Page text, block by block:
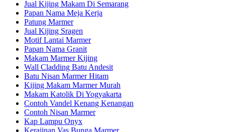
Jual Kijing Makam Di Semarang
Papan Nama Meja Kerja
Patung Marmer
Jual Kijing Sragen
Motif Lantai Marmer
Papan Nama Granit
Makam Marmer Kijing
Wall Cladding Batu Andesit
Batu Nisan Marmer Hitam
Kijing Makam Marmer Murah
Makam Katolik Di Yogyakarta
Contoh Vandel Kenang Kenangan
Contoh Nisan Marmer
Kap Lampu Onyx
Kerajinan Vas Bunga Marmer